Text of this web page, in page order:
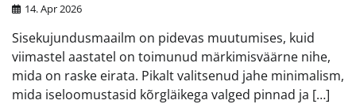
14. Apr 2026
Sisekujundusmaailm on pidevas muutumises, kuid
viimastel aastatel on toimunud märkimisväärne nihe,
mida on raske eirata. Pikalt valitsenud jahe minimalism,
mida iseloomustasid kõrgläikega valged pinnad ja […]